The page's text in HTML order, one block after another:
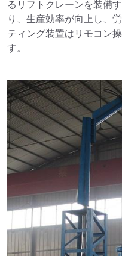
るリフトクレーンを装備
り、生産効率が向上し、
ティング装置はリモコン
す。